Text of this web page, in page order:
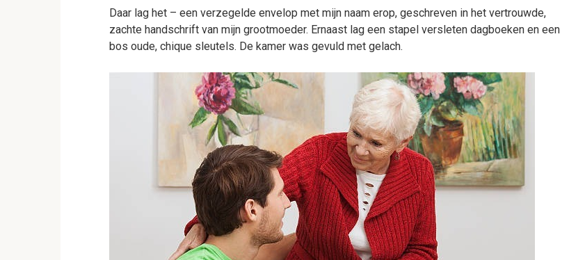
Daar lag het – een verzegelde envelop met mijn naam erop, geschreven in het vertrouwde,
zachte handschrift van mijn grootmoeder. Ernaast lag een stapel versleten dagboeken en een
bos oude, chique sleutels. De kamer was gevuld met gelach.